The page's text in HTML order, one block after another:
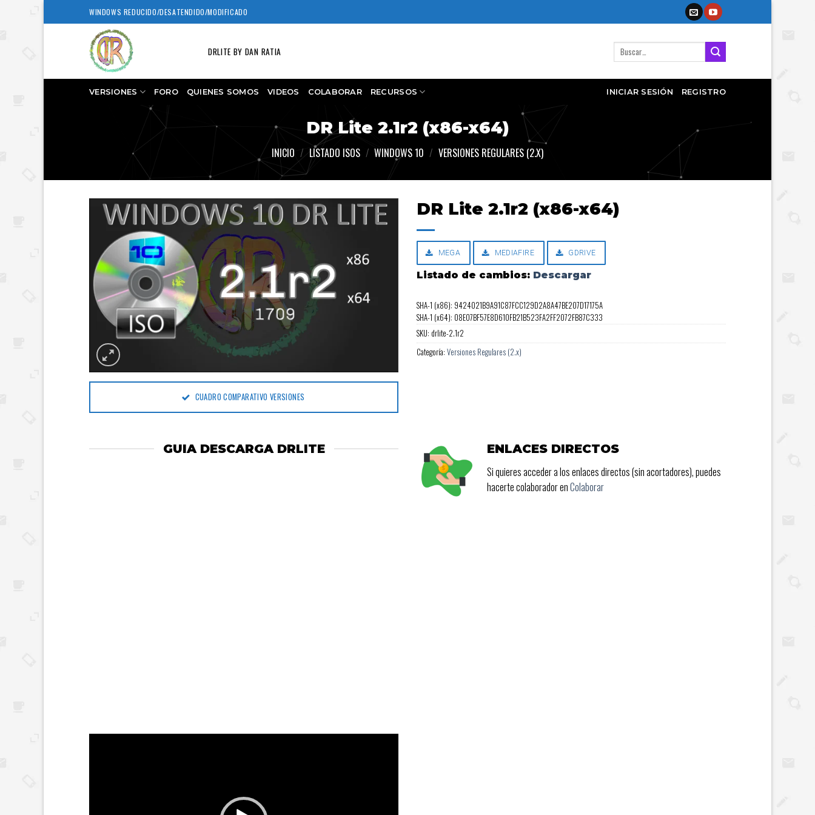
to
WINDOWS REDUCIDO/DESATENDIDO/MODIFICADO
DRLITE BY DAN RATIA
Buscar
por:
VERSIONES FORO QUIENES SOMOS VIDEOS COLABORAR RECURSOS INICIAR SESIÓN REGISTRO
DR Lite 2.1r2 (x86-x64)
INICIO / LISTADO ISOS / WINDOWS 10 / VERSIONES REGULARES (2.X)
CUADRO COMPARATIVO VERSIONES
DR Lite 2.1r2 (x86-x64)
MEGA MEDIAFIRE GDRIVE
Listado de cambios: Descargar
SHA-1 (x86): 9424021B9A91C87FCC129D2A8A47BE207D17175A
SHA-1 (x64): 08E07BF57E8D610FB21B523FA2FF2072FB87C333
SKU: drlite-2.1r2
Categoría: Versiones Regulares (2.x)
GUIA DESCARGA DRLITE
ENLACES DIRECTOS
Si quieres acceder a los enlaces directos (sin acortadores), puedes
hacerte colaborador enColaborar